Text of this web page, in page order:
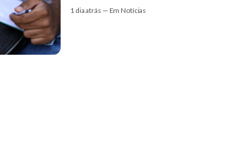
1 dia atrás — Em Notícias